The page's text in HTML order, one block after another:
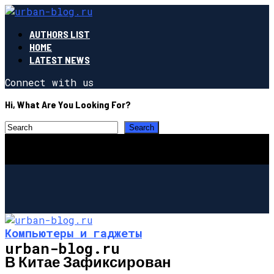
AUTHORS LIST
HOME
LATEST NEWS
Connect with us
Hi, What Are You Looking For?
urban-blog.ru
Компьютеры и гаджеты
В Китае Зафиксирован